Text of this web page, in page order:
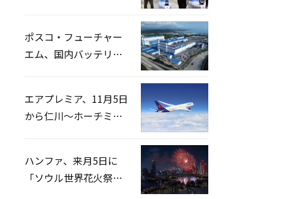
ポスコ・フューチャー
エム、国内バッテリー
エアプレミア、11月5日
から仁川〜ホーチミン
ハンファ、来月5日に
「ソウル世界花火祭り